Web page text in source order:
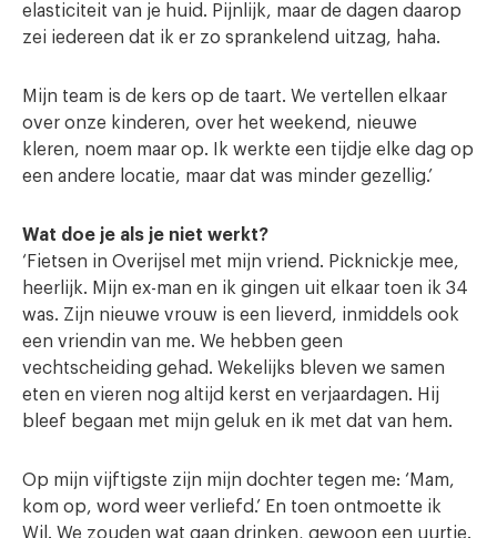
elasticiteit van je huid. Pijnlijk, maar de dagen daarop
zei iedereen dat ik er zo sprankelend uitzag, haha.
Mijn team is de kers op de taart. We vertellen elkaar
over onze kinderen, over het weekend, nieuwe
kleren, noem maar op. Ik werkte een tijdje elke dag op
een andere locatie, maar dat was minder gezellig.’
Wat doe je als je niet werkt?
‘Fietsen in Overijsel met mijn vriend. Picknickje mee,
heerlijk. Mijn ex-man en ik gingen uit elkaar toen ik 34
was. Zijn nieuwe vrouw is een lieverd, inmiddels ook
een vriendin van me. We hebben geen
vechtscheiding gehad. Wekelijks bleven we samen
eten en vieren nog altijd kerst en verjaardagen. Hij
bleef begaan met mijn geluk en ik met dat van hem.
Op mijn vijftigste zijn mijn dochter tegen me: ‘Mam,
kom op, word weer verliefd.’ En toen ontmoette ik
Wil. We zouden wat gaan drinken, gewoon een uurtje.